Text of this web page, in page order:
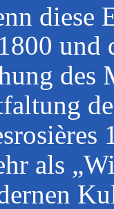
diese
als